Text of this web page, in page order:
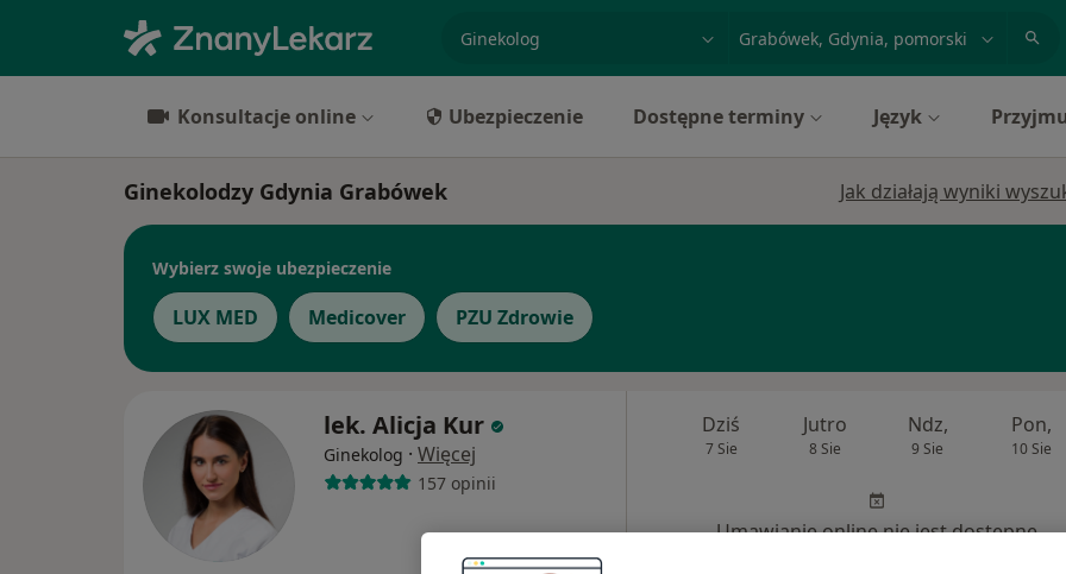
miasto lub dzielnica
Konsultacje online Ubezpieczenie Dostępne terminy Język
Ginekolodzy Gdynia Grabówek Jak działają wyniki
Wybierz swoje ubezpieczenie
LUX MED Medicover PZU Zdrowie
lek. Alicja Kur
Ginekolog · Więcej
157 opinii
Dziś
7 Sie
Jutro
8 Sie
Ndz,
9 Sie
Pon,
10 Sie
Umawianie online nie jest dostępne